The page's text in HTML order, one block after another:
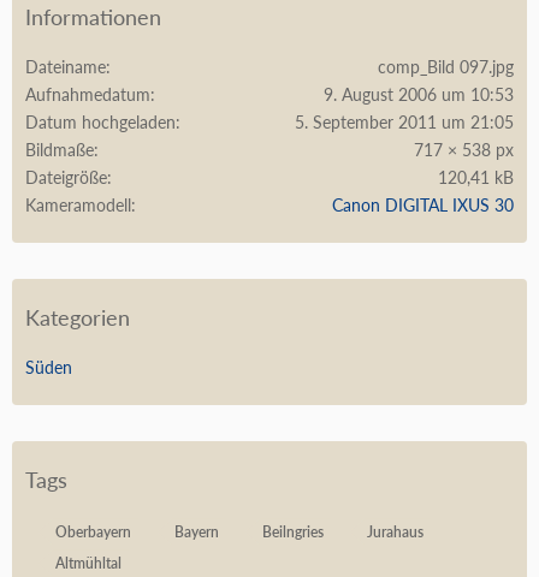
Informationen
Dateiname
comp_Bild 097.jpg
Aufnahmedatum
9. August 2006 um 10:53
Datum hochgeladen
5. September 2011 um 21:05
Bildmaße
717 × 538 px
Dateigröße
120,41 kB
Kameramodell
Canon DIGITAL IXUS 30
Kategorien
Süden
Tags
Oberbayern Bayern Beilngries
Jurahaus
Altmühltal